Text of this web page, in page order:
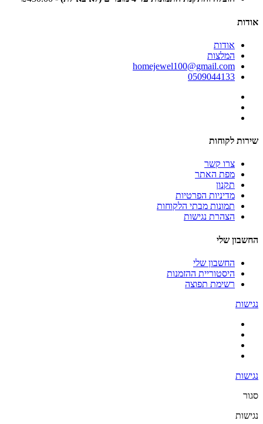
אודות
אודות
המלצות
homejewel100@gmail.com
0509044133
שירות לקוחות
צרו קשר
מפת האתר
תקנון
מדיניות הפרטיות
תמונות מבתי הלקוחות
הצהרת נגישות
החשבון שלי
החשבון שלי
היסטוריית ההזמנות
רשימת תפוצה
נגישות
נגישות
סגור
נגישות